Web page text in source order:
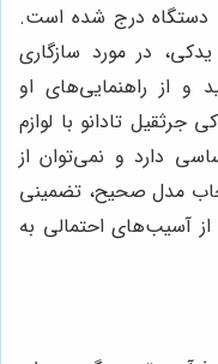
دستگاه درج شده است.
در مورد سازگاری
و از راهنمایی‌های او
جرثقیل تادانو با لوازم
دارد و نمی‌توان از
مدل صحیح، تضمینی
آسیب‌های احتمالی به